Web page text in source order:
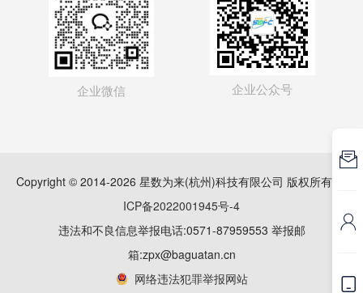
企业微信 企业公众号
Copyright © 2014-2026 星数为来(杭州)科技有限公司 版权所有
ICP备2022001945号-4
违法和不良信息举报电话:0571-87959553 举报邮
箱:zpx@baguatan.cn
网络违法犯罪举报网站


